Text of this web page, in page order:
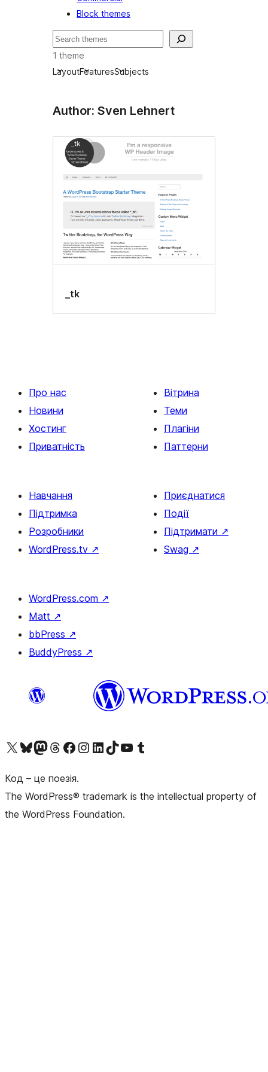
Block themes
Пошук
1 theme
LayoutFeaturesSubjects
Author: Sven Lehnert
_tk
Про нас
Новини
Хостинг
Приватність
Вітрина
Теми
Плагіни
Паттерни
Навчання
Підтримка
Розробники
WordPress.tv ↗
Приєднатися
Події
Підтримати ↗
Swag ↗
WordPress.com ↗
Matt ↗
bbPress ↗
BuddyPress ↗
Visit our X (formerly Twitter) account
Visit our Bluesky account
Завітайте до нашої стрічки в Mastodon
Visit our Threads account
Завітайте на нашу сторінку в Facebook
Visit our Instagram account
Visit our LinkedIn account
Visit our TikTok account
Visit our YouTube channel
Visit our Tumblr account
Код – це поезія.
The WordPress® trademark is the intellectual property of
the WordPress Foundation.